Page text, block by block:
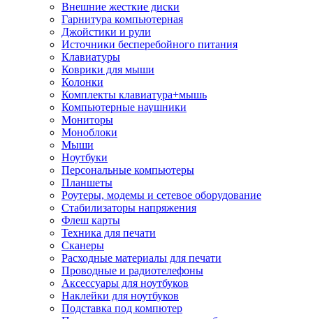
Внешние жесткие диски
Гарнитура компьютерная
Джойстики и рули
Источники бесперебойного питания
Клавиатуры
Коврики для мыши
Колонки
Комплекты клавиатура+мышь
Компьютерные наушники
Мониторы
Моноблоки
Мыши
Ноутбуки
Персональные компьютеры
Планшеты
Роутеры, модемы и сетевое оборудование
Стабилизаторы напряжения
Флеш карты
Техника для печати
Сканеры
Расходные материалы для печати
Проводные и радиотелефоны
Аксессуары для ноутбуков
Наклейки для ноутбуков
Подставка под компютер